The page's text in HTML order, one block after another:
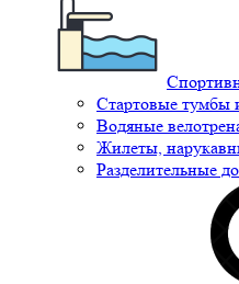
Стартовые тумбы
Водяные
Жилеты,
Разделительные